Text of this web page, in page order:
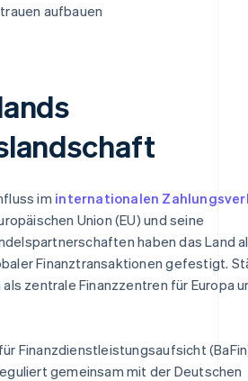
aufbauen
im internationalen
Union (EU) und seine
haben das Land
Finanztransaktionen gefestigt.
zentrale Finanzzentren für Europa
Finanzdienstleistungsaufsicht
gemeinsam mit der Deutschen